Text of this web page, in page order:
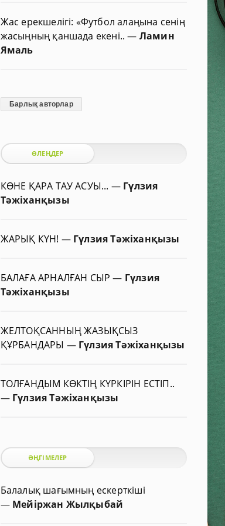
Жас ерекшелігі: «Футбол алаңына сенің
жасыңның қаншада екені..— Ламин
Ямаль
Барлық авторлар
ӨЛЕҢДЕР
КӨНЕ ҚАРА ТАУ АСУЫ... — Гүлзия
Тәжіханқызы
ЖАРЫҚ КҮН! — Гүлзия Тәжіханқызы
БАЛАҒА АРНАЛҒАН СЫР— Гүлзия
Тәжіханқызы
ЖЕЛТОҚСАННЫҢ ЖАЗЫҚСЫЗ
ҚҰРБАНДАРЫ — Гүлзия Тәжіханқызы
ТОЛҒАНДЫМ КӨКТІҢ КҮРКІРІН ЕСТІП..
— Гүлзия Тәжіханқызы
ӘҢГІМЕЛЕР
Балалық шағымның ескерткіші
— Мейіржан Жылқыбай